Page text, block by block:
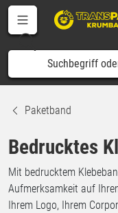
Paketband
Bedrucktes
Mit bedrucktem
Aufmerksamkeit auf
Ihrem Logo, Ihrem